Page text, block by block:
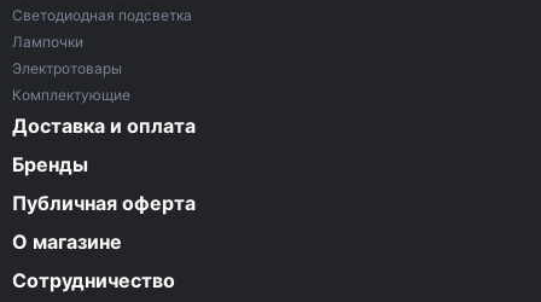
Светодиодная подсветка
Лампочки
Электротовары
Комплектующие
Доставка и оплата
Бренды
Публичная оферта
О магазине
Сотрудничество